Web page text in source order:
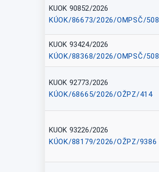
KUOK 90852/2026
KÚOK/86673/2026/OMPSČ/508
KUOK 93424/2026
KÚOK/88368/2026/OMPSČ/508
KUOK 92773/2026
KÚOK/68665/2026/OŽPZ/414
KUOK 93226/2026
KÚOK/88179/2026/OŽPZ/9386